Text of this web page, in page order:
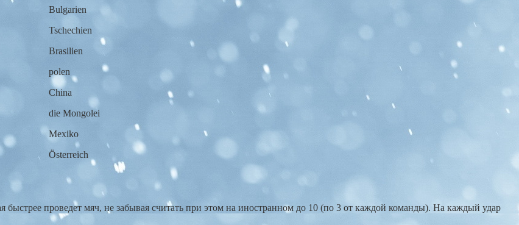
Bulgarien
Tschechien
Brasilien
polen
China
die Mongolei
Mexiko
Österreich
быстрее проведет мяч, не забывая считать при этом на иностранном до 10 (по 3 от каждой команды). На каждый удар